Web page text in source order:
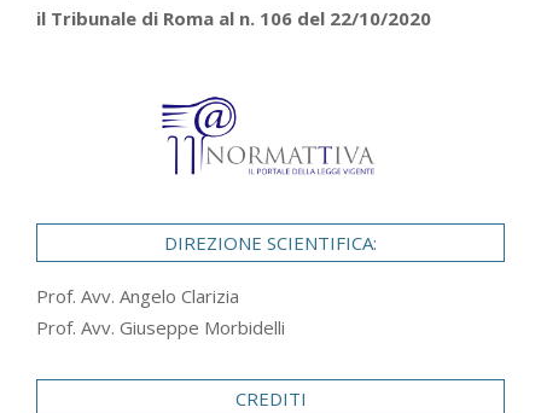
il Tribunale di Roma al n. 106 del 22/10/2020
DIREZIONE SCIENTIFICA:
Prof. Avv. Angelo Clarizia
Prof. Avv. Giuseppe Morbidelli
CREDITI